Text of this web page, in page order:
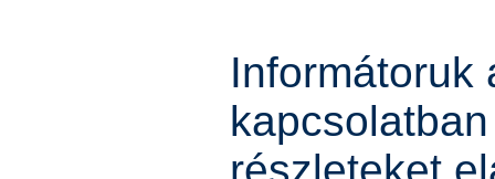
Informátoruk